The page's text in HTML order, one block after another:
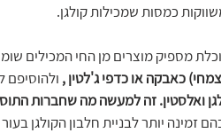
כמסות שמכילות קולגן.
מספיק מוצרים מן החי המכילים שומן
כאבקה או כדפי ג'לטין , ולהוסיפם
ואלסטין. זה למעשה מה שחברות
יותר לבניית חלבון הקולגן בעור